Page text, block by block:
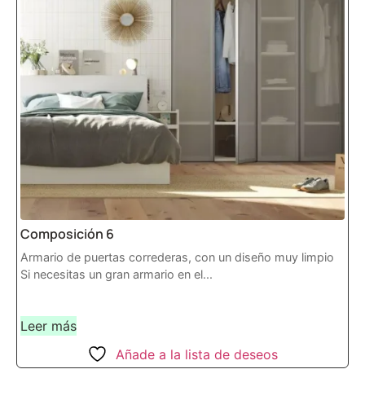
Composición 6
Armario de puertas correderas, con un diseño muy limpio
Si necesitas un gran armario en el...
Leer más
Añade a la lista de deseos